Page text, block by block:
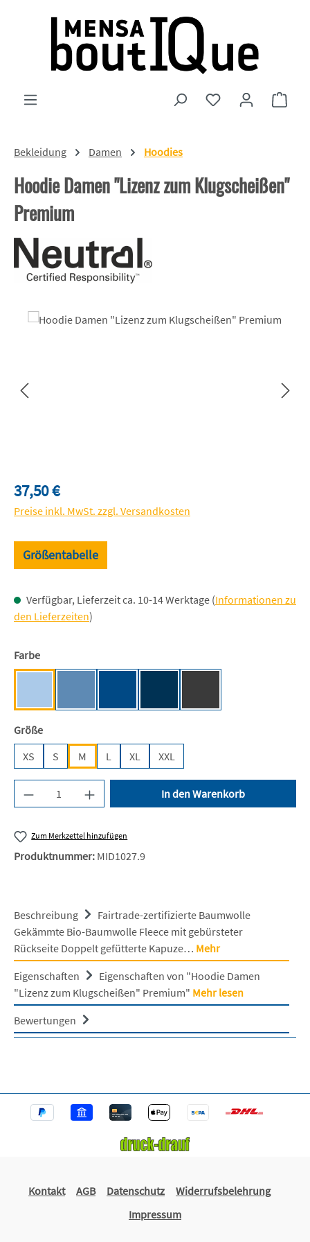
Zum Hauptinhalt springen
Du hast 0
Bekleidung Damen Hoodies
Hoodie Damen "Lizenz zum Klugscheißen"
Premium
Bildergalerie überspringen
Regulärer Preis:
37,50 €
Preise inkl. MwSt. zzgl. Versandkosten
Größentabelle
Verfügbar, Lieferzeit ca. 10-14 Werktage (Informationen zu
den Lieferzeiten)
Farbeauswählen
Größeauswählen
XS
S M L XL XXL
Produkt Anzahl: Gib den gewünschten Wert
In den Warenkorb
Zum Merkzettel hinzufügen
Produktnummer: MID1027.9
Beschreibung
Fairtrade-zertifizierte Baumwolle
Gekämmte Bio-Baumwolle Fleece mit gebürsteter
Rückseite Doppelt gefütterte Kapuze… Mehr
Eigenschaften
Eigenschaften von "Hoodie Damen
"Lizenz zum Klugscheißen" Premium" Mehr lesen
Bewertungen
Kontakt AGB Datenschutz
Widerrufsbelehrung
Impressum